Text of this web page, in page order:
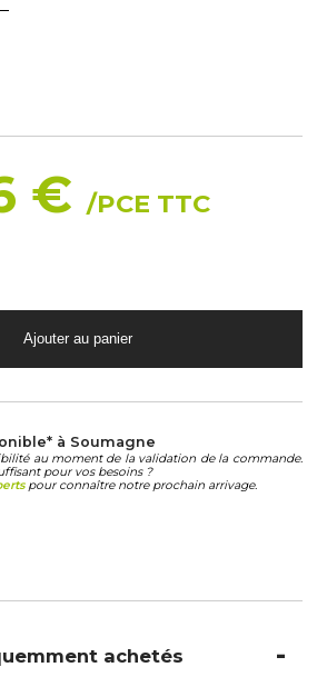
€/PCE TTC
à Soumagne
au moment de la validation de la commande.
pour vos besoins ?
pour connaître notre prochain arrivage.
achetés